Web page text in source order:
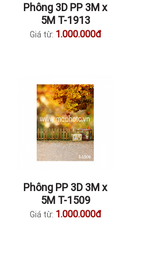
Phông 3D PP 3M x
5M T-1913
Giá từ: 1.000.000đ
Phông PP 3D 3M x
5M T-1509
Giá từ: 1.000.000đ